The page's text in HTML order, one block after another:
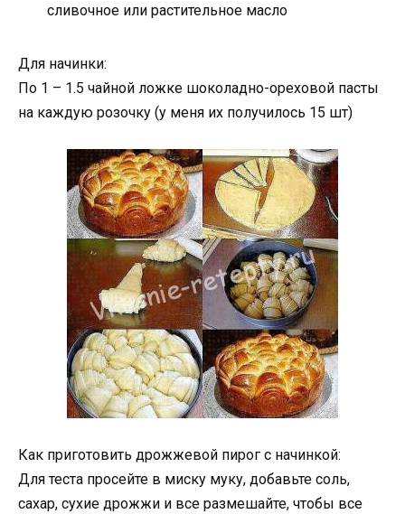
сливочное или растительное масло
Для начинки:
По 1 – 1.5 чайной ложке шоколадно-ореховой пасты
на каждую розочку (у меня их получилось 15 шт)
Как приготовить дрожжевой пирог с начинкой:
Для теста просейте в миску муку, добавьте соль,
сахар, сухие дрожжи и все размешайте, чтобы все